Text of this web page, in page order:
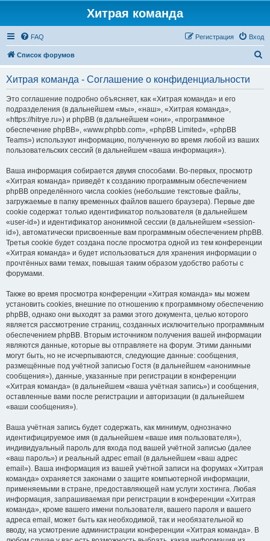
Хитрая команда
FAQ Вход
Регистрация
Список форумов
Хитрая команда - Соглашение о конфиденциальности
Это соглашение подробно объясняет, как «Хитрая команда» и его
подразделения (в дальнейшем «мы», «наш», «Хитрая команда»,
«https://hitrye.ru») и phpBB (в дальнейшем «они», «программное
обеспечение phpBB», «www.phpbb.com», «phpBB Limited», «phpBB
Teams») используют информацию, полученную во время любой из ваших
пользовательских сессий (в дальнейшем «ваша информация»).
Ваша информация собирается двумя способами. Во-первых, просмотр
«Хитрая команда» приведёт к созданию программным обеспечением
phpBB определённого числа cookies (небольшие текстовые файлы,
загружаемые в папку временных файлов вашего браузера). Первые две
cookie содержат только идентификатор пользователя (в дальнейшем
«user-id») и идентификатор анонимной сессии (в дальнейшем «session-
id»), автоматически присвоенные вам программным обеспечением phpBB.
Третья cookie будет создана после просмотра одной из тем конференции
«Хитрая команда» и будет использоваться для хранения информации о
прочтённых вами темах, повышая таким образом удобство работы с
форумами.
Также во время просмотра конференции «Хитрая команда» мы можем
установить cookies, внешние по отношению к программному обеспечению
phpBB, однако они выходят за рамки этого документа, целью которого
является рассмотрение страниц, созданных исключительно программным
обеспечением phpBB. Вторым источником получения вашей информации
являются данные, которые вы отправляете на форум. Этими данными
могут быть, но не исчерпываются, следующие данные: сообщения,
размещённые под учётной записью Гостя (в дальнейшем «анонимные
сообщения»), данные, указанные при регистрации в конференции
«Хитрая команда» (в дальнейшем «ваша учётная запись») и сообщения,
оставленные вами после регистрации и авторизации (в дальнейшем
«ваши сообщения»).
Ваша учётная запись будет содержать, как минимум, однозначно
идентифицируемое имя (в дальнейшем «ваше имя пользователя»),
индивидуальный пароль для входа под вашей учётной записью (далее
«ваш пароль») и реальный адрес email (в дальнейшем «ваш адрес
email»). Ваша информация из вашей учётной записи на форумах «Хитрая
команда» охраняется законами о защите компьютерной информации,
применяемыми в стране, предоставляющей нам услуги хостинга. Любая
информация, запрашиваемая при регистрации в конференции «Хитрая
команда», кроме вашего имени пользователя, вашего пароля и вашего
адреса email, может быть как необходимой, так и необязательной ко
вводу, на усмотрение администрации конференции «Хитрая команда». В